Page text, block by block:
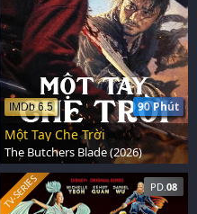
90 Phút
IMDb 6.5
Một Tay Che Trời
The Butchers Blade (2026)
PD.08
TV-SERIES